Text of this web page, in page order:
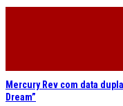
Mercury Rev com data
Dream”